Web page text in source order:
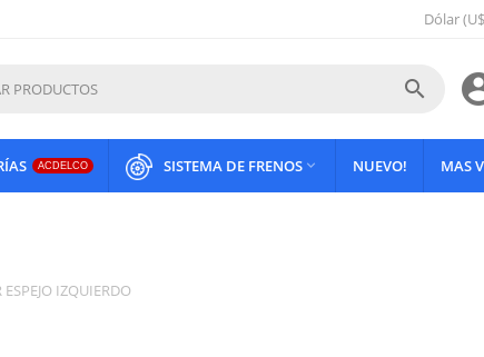
Dólar

ACDELCO SISTEMA DE FRENOS  NUEVO! MAS
IZQUIERDO